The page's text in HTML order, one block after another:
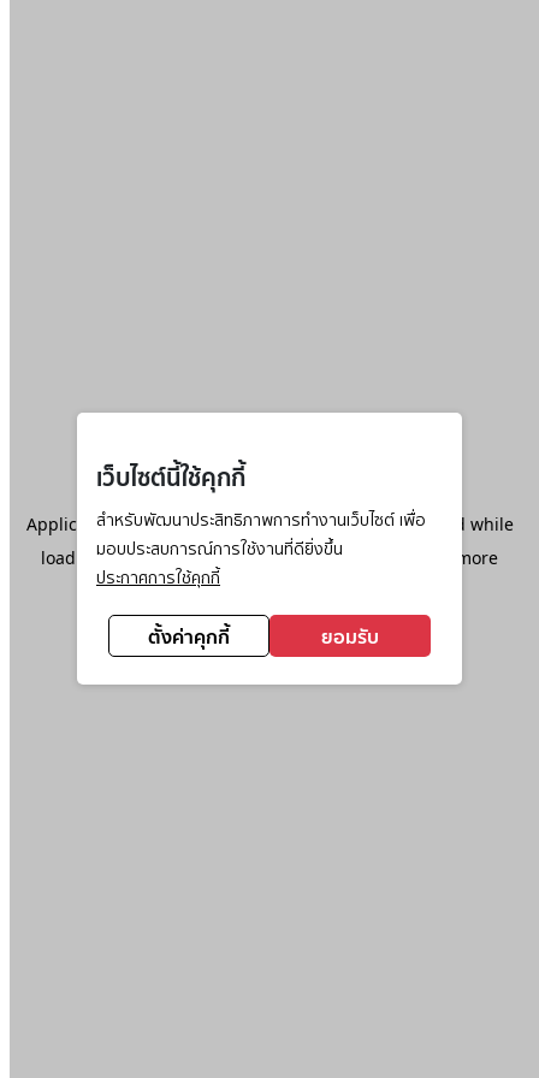
เว็บไซต์นี้ใช้คุกกี้
สำหรับพัฒนาประสิทธิภาพการทำงานเว็บไซต์ เพื่อ
มอบประสบการณ์การใช้งานที่ดียิ่งขึ้น
ประกาศการใช้คุกกี้
ตั้งค่าคุกกี้ ยอมรับ
Application error: aclient-side exception has occurred while
loadingwww.ktc.co.th(see the browser console
for more
information).